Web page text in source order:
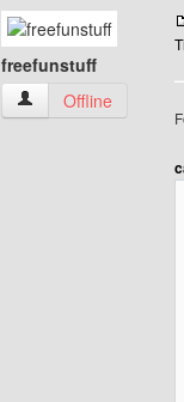
freefunstuff
freefunstuff Benutzer-
Offline